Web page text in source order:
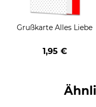
Grußkarte Alles Liebe
1,95 €